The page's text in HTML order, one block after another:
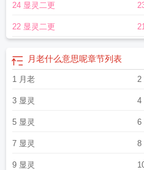
24 显灵二更
22 显灵二更
月老什么意思呢章节列表
1 月老
3 显灵
5 显灵
7 显灵
9 显灵